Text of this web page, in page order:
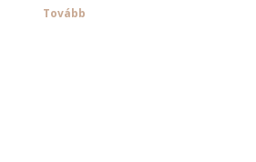
Tovább